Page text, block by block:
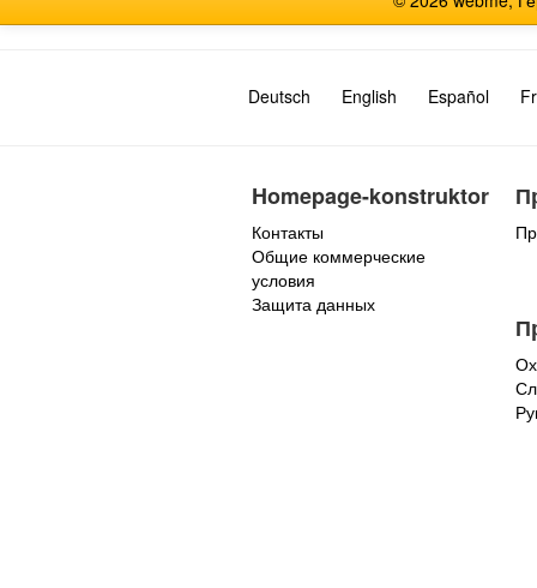
Deutsch English Español
Homepage-konstruktor
Контакты
Общие коммерческие
условия
Защита данных